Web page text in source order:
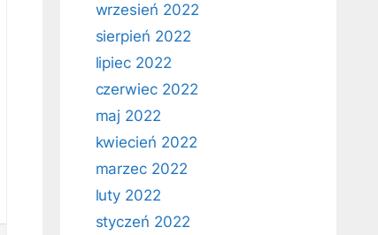
wrzesień 2022
sierpień 2022
lipiec 2022
czerwiec 2022
maj 2022
kwiecień 2022
marzec 2022
luty 2022
styczeń 2022